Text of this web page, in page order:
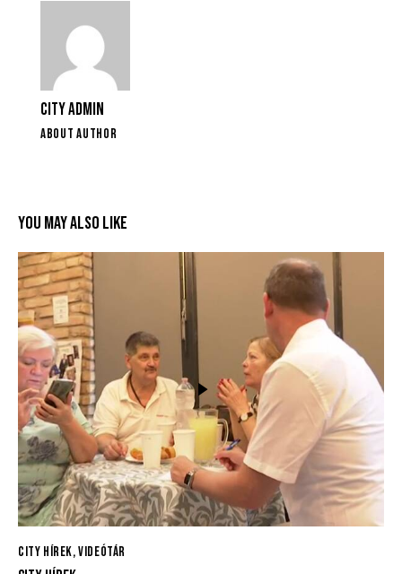
CITY ADMIN
ABOUT AUTHOR
YOU MAY ALSO LIKE
CITY HÍREK,VIDEÓTÁR